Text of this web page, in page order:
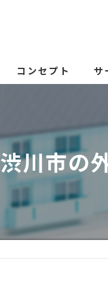
コンセプト サ
渋川市の